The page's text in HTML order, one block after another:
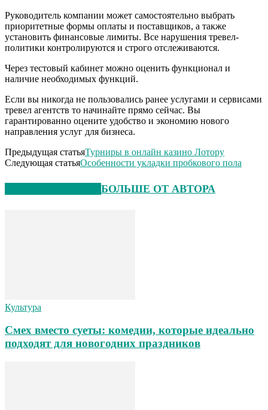
Руководитель компании может самостоятельно выбрать
приоритетные формы оплаты и поставщиков, а также
установить финансовые лимиты. Все нарушения тревел-
политики контролируются и строго отслеживаются.
Через тестовый кабинет можно оценить функционал и
наличие необходимых функций.
Если вы никогда не пользовались ранее услугами и сервисами
тревел агентств то начинайте прямо сейчас. Вы
гарантированно оцените удобство и экономию нового
направления услуг для бизнеса.
Предыдущая статьяТурниры в онлайн казино Лотору
Следующая статьяОсобенности укладки пробкового пола
БОЛЬШЕ ОТ АВТОРА
Культура
Смех вместо суеты: комедии, которые идеально
подходят для новогодних праздников